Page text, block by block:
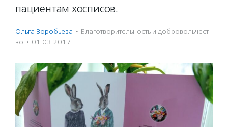
пациентам хосписов.
Ольга Воробьева · Благотвори­тель­ность и доброволь­чест­
во · 01.03.2017